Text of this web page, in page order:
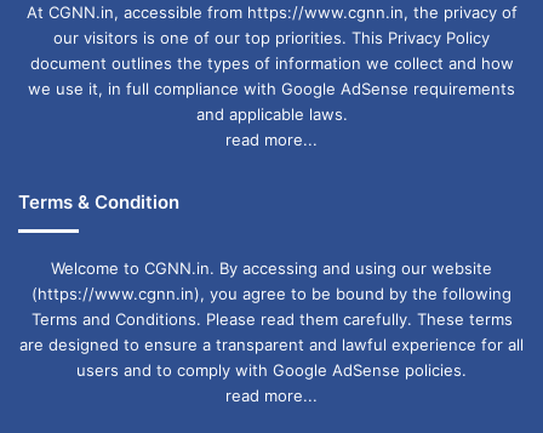
At CGNN.in, accessible from https://www.cgnn.in, the privacy of
our visitors is one of our top priorities. This Privacy Policy
document outlines the types of information we collect and how
we use it, in full compliance with Google AdSense requirements
and applicable laws.
read more...
Terms & Condition
Welcome to CGNN.in. By accessing and using our website
(https://www.cgnn.in), you agree to be bound by the following
Terms and Conditions. Please read them carefully. These terms
are designed to ensure a transparent and lawful experience for all
users and to comply with Google AdSense policies.
read more...